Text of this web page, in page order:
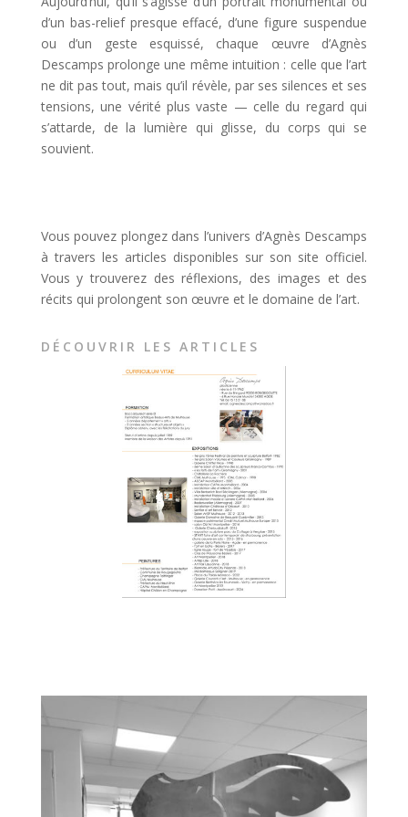
d’un bas-relief presque effacé, d’une figure suspendue
ou d’un geste esquissé, chaque œuvre d’Agnès
Descamps prolonge une même intuition : celle que l’art
ne dit pas tout, mais qu’il révèle, par ses silences et ses
tensions, une vérité plus vaste — celle du regard qui
s’attarde, de la lumière qui glisse, du corps qui se
souvient.
Vous pouvez plongez dans l’univers d’Agnès Descamps
à travers les articles disponibles sur son site officiel.
Vous y trouverez des réflexions, des images et des
récits qui prolongent son œuvre et le domaine de l’art.
DÉCOUVRIR LES ARTICLES